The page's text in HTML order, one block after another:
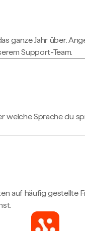
ganze Jahr über.
Support-Team.
welche Sprache du
auf häufig gestellte